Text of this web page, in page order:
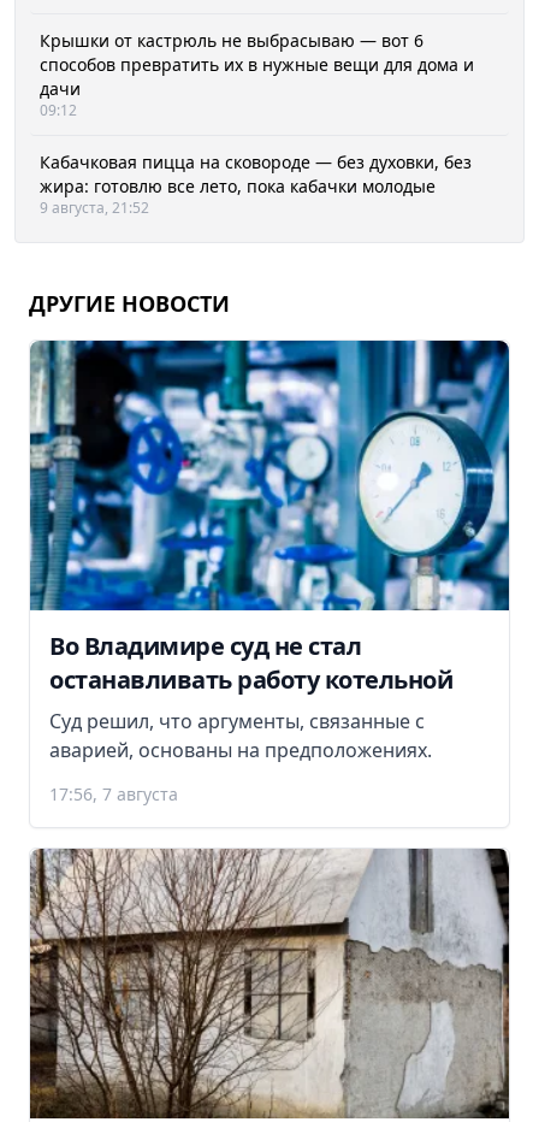
Крышки от кастрюль не выбрасываю — вот 6
способов превратить их в нужные вещи для дома и
дачи
09:12
Кабачковая пицца на сковороде — без духовки, без
жира: готовлю все лето, пока кабачки молодые
9 августа, 21:52
ДРУГИЕ НОВОСТИ
Во Владимире суд не стал
останавливать работу котельной
Суд решил, что аргументы, связанные с
аварией, основаны на предположениях.
17:56, 7 августа